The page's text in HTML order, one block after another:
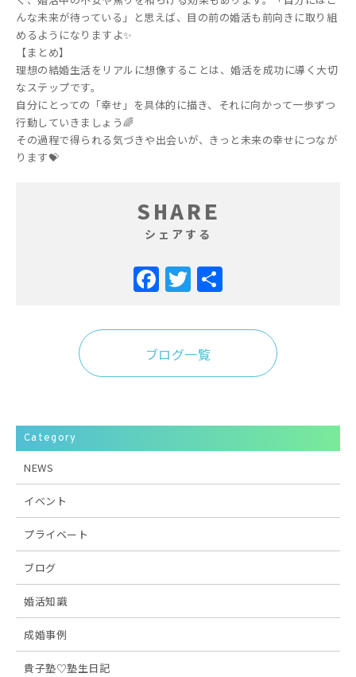
んな未来が待っている」と思えば、目の前の婚活も前向きに取り組
めるようになりますよ✨
【まとめ】
理想の結婚生活をリアルに想像することは、婚活を成功に導く大切
なステップです。
自分にとっての「幸せ」を具体的に描き、それに向かって一歩ずつ
行動していきましょう🌈
その過程で得られる気づきや出会いが、きっと未来の幸せにつなが
ります💝
SHARE
シェアする
Facebook
Twitter
ブログ一覧
Category
NEWS
イベント
プライベート
ブログ
婚活知識
成婚事例
貴子塾♡塾生日記